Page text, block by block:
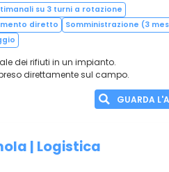
su 3 turni a rotazione
diretto
Somministrazione (3
dei rifiuti in un impianto.
direttamente sul campo.
GUARDA
| Logistica